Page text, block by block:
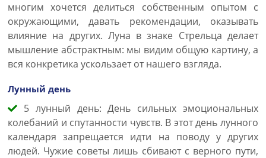
многим хочется делиться собственным опытом с
окружающими, давать рекомендации, оказывать
влияние на других. Луна в знаке Стрельца делает
мышление абстрактным: мы видим общую картину, а
вся конкретика ускользает от нашего взгляда.
Лунный день
5 лунный день: День сильных эмоциональных
колебаний и спутанности чувств. В этот день лунного
календаря запрещается идти на поводу у других
людей. Чужие советы лишь сбивают с верного пути,